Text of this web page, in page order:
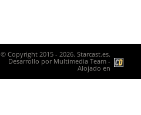
© Copyright 2015 - 2026. Starcast.es.
Desarrollo por Multimedia Team -
Alojado en